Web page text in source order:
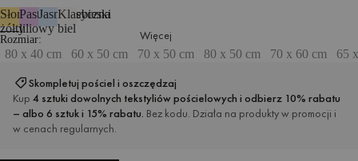
Więcej
Słoneczny
żółty
Pastelowy
liliowy
Jasnoniebieski
Klasyczna
biel
Wymiary: 70 x 50 cm
Rozmiar
80 x 40 cm 60 x 50 cm 70 x 50 cm 80 x 50 cm 70 x 60 cm 65
Skompletuj pościel i oszczędzaj
Kup 4 sztuki dowolnych tekstyliów pościelowych i odbierz 10% rabatu
– albo 6 sztuk i 15% rabatu. Bez kodu. Działa na produkty w promocji i
w cenach regularnych.